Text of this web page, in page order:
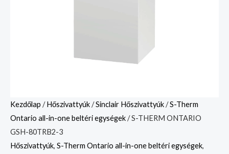
Kezdőlap /Hőszivattyúk/Sinclair Hőszivattyúk/S-Therm
Ontario all-in-one beltéri egységek/ S-THERM ONTARIO
GSH-80TRB2-3
Hőszivattyúk, S-Therm Ontario all-in-one beltéri egységek,